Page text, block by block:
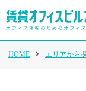
HOME エリアから